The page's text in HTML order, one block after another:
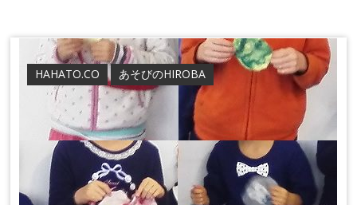
HAHATO.CO あそびのHIROBA